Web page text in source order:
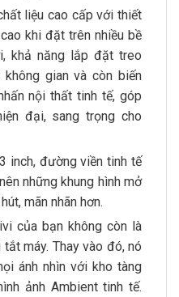
liệu cao cấp với thiết
khi đặt trên nhiều bề
khả năng lắp đặt treo
gian và còn biến
nội thất tinh tế, góp
đại, sang trọng cho
inch, đường viền tinh tế
những khung hình mở
mãn nhãn hơn.
của bạn không còn là
máy. Thay vào đó, nó
ánh nhìn với kho tàng
ảnh Ambient tinh tế.